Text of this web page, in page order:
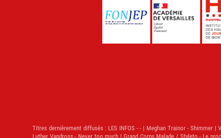
Titres dernièrement diffusés : LES INFOS - - | Meghan Trainor - Shimmer
Luther Vandross - Never too much | Grand Corps Malade / Styleto - Le